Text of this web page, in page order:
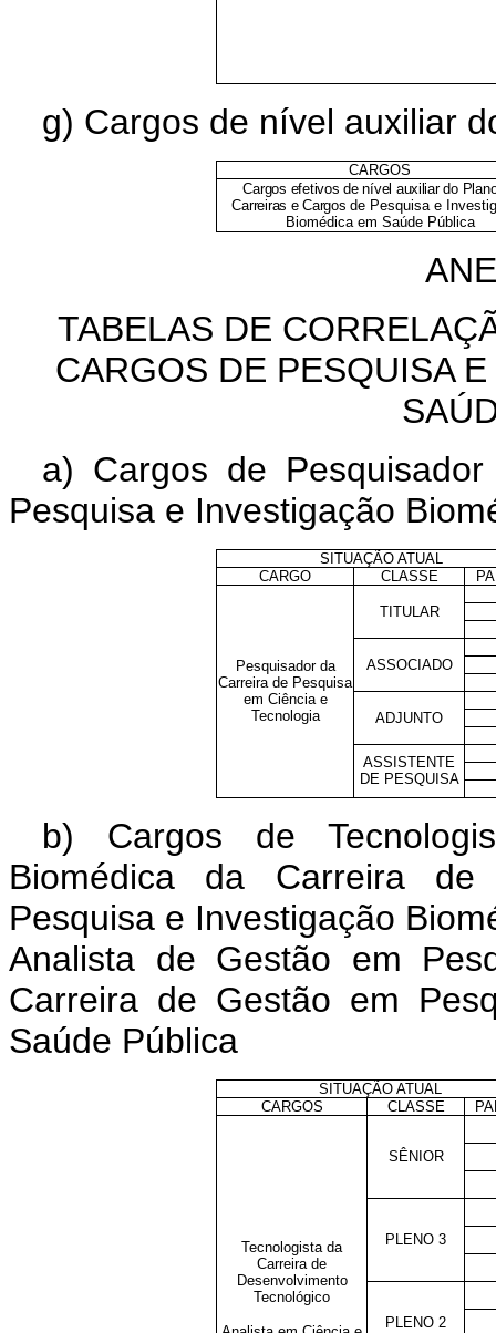
g) Cargos de nível auxiliar
CARGOS
Cargos efetivos de nível auxiliar do
Carreiras e Cargos de Pesquisa e
Biomédica em Saúde Pública
TABELAS DE
CARGOS DE PESQUISA
a) Cargos de
Pesquisa e Investigação
SITUAÇÃO ATUAL
CARGO
CLASSE
Pesquisador da
Carreira de Pesquisa
em Ciência e
Tecnologia
TITULAR
ASSOCIADO
ADJUNTO
ASSISTENTE
DE PESQUISA
b) Cargos de
Biomédica da Carreira de
Pesquisa e Investigação
Analista de Gestão em
Carreira de Gestão em
Saúde Pública
SITUAÇÃO ATUAL
CARGOS
CLASSE
Tecnologista da
Carreira de
Desenvolvimento
Tecnológico
SÊNIOR
PLENO 3
PLENO 2